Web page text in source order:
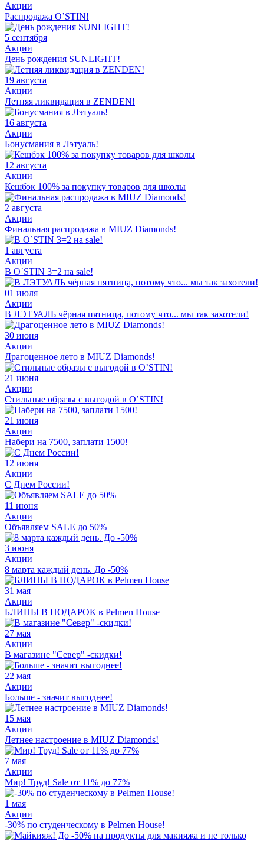
Акции
Распродажа O’STIN!
5 сентября
Акции
День рождения SUNLIGHT!
19 августа
Акции
Летняя ликвидация в ZENDEN!
16 августа
Акции
Бонусмания в Лэтуаль!
12 августа
Акции
Кешбэк 100% за покупку товаров для школы
2 августа
Акции
Финальная распродажа в MIUZ Diamonds!
1 августа
Акции
В O`STIN 3=2 на sale!
01 июля
Акции
В ЛЭТУАЛЬ чёрная пятница, потому что... мы так захотели!
30 июня
Акции
Драгоценное лето в MIUZ Diamonds!
21 июня
Акции
Стильные образы с выгодой в O’STIN!
21 июня
Акции
Набери на 7500, заплати 1500!
12 июня
Акции
С Днем России!
11 июня
Акции
Объявляем SALE до 50%
3 июня
Акции
8 марта каждый день. До -50%
31 мая
Акции
БЛИНЫ В ПОДАРОК в Pelmen House
27 мая
Акции
В магазине "Север" -скидки!
22 мая
Акции
Больше - значит выгоднее!
15 мая
Акции
Летнее настроение в MIUZ Diamonds!
7 мая
Акции
Мир! Труд! Sale от 11% до 77%
1 мая
Акции
-30% по студенческому в Pelmen House!